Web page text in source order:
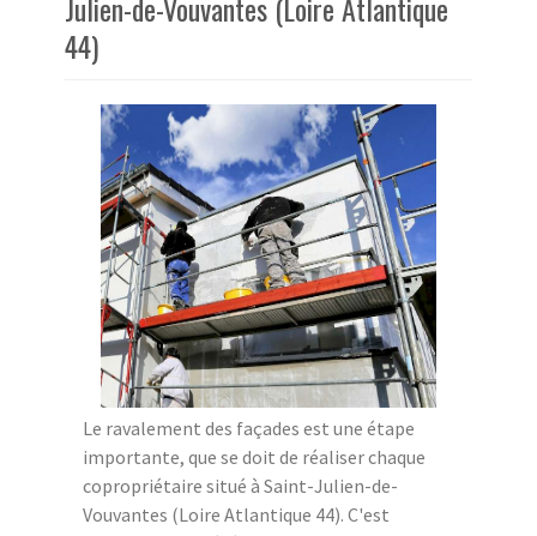
Julien-de-Vouvantes (Loire Atlantique
44)
Le ravalement des façades est une étape
importante, que se doit de réaliser chaque
copropriétaire situé à Saint-Julien-de-
Vouvantes (Loire Atlantique 44). C'est